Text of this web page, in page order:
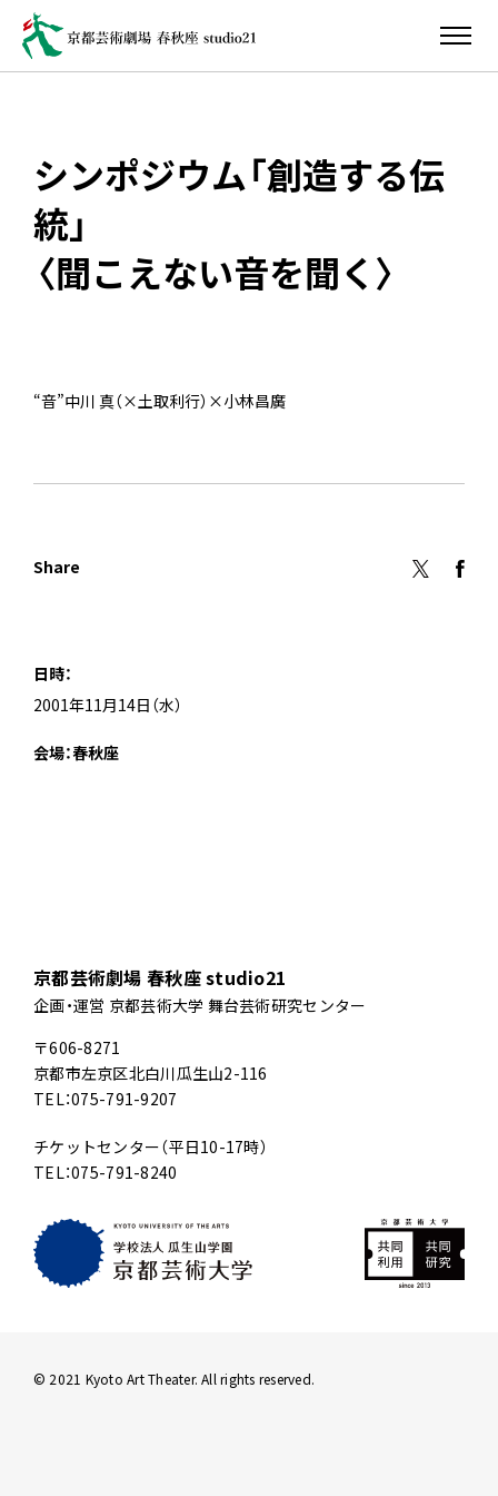
シンポジウム「創造する伝
統」
〈聞こえない音を聞く〉
“音”中川 真（×土取利行）×小林昌廣
Share
日時：
2001年11月14日（水）
会場：春秋座
京都芸術劇場 春秋座 studio21
企画・運営 京都芸術大学 舞台芸術研究センター
〒606-8271
京都市左京区北白川瓜生山2-116
TEL：075-791-9207
チケットセンター（平日10-17時）
TEL：075-791-8240
© 2021 Kyoto Art Theater. All rights reserved.